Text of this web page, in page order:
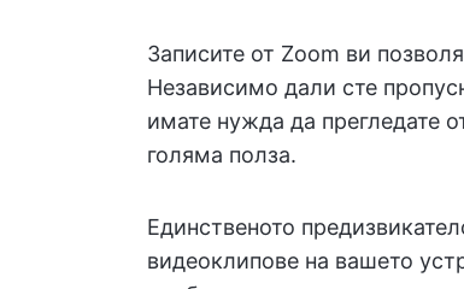
Записите от Zoom ви
Независимо дали сте
имате нужда да прегледате
голяма полза.
Единственото
видеоклипове на вашето